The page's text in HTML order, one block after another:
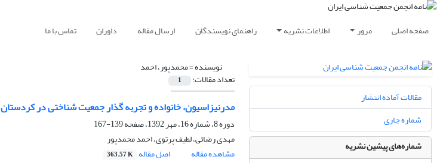
صفحه اصلی مرور اطلاعات نشریه راهنمای نویسندگان ارسال مقاله داوران تماس با ما
نویسنده =محمدپور، احمد
تعداد مقالات: 1
مدرنیزاسیون، خانواده و تجربه گذار جمعیت شناختی در کردستان
دوره 8، شماره 16، مهر 1392، صفحه
139-167
مهدی رضائی، لطیف پرتوی، احمد محمدپور
مشاهده مقاله
اصل مقاله 363.57 K
مقالات آماده انتشار
شماره جاری
شماره‌های پیشین نشریه